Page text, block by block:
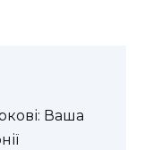
Ваша